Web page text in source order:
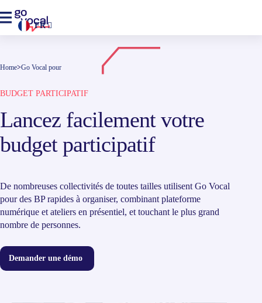
FR
Home>Go Vocal pour
BUDGET PARTICIPATIF
Lancez facilement votre
budget participatif
De nombreuses collectivités de toutes tailles utilisent Go Vocal
pour des BP rapides à organiser, combinant plateforme
numérique et ateliers en présentiel, et touchant le plus grand
nombre de personnes.
Demander une démo